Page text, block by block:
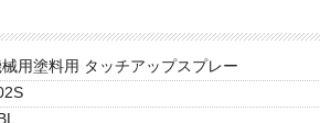
用塗料用 タッチアップスプレー